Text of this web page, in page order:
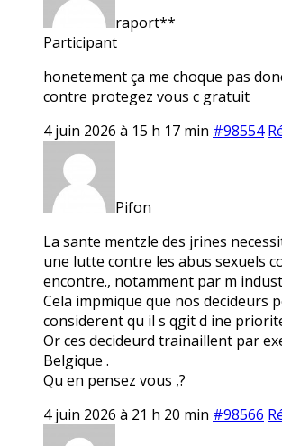
raport**
Participant
honetement ça me choque pas
contre protegez vous c gratuit
4 juin 2026 à 15 h 17 min #98554
Pifon
La sante mentzle des jrines
une lutte contre les abus sexuels
encontre., notamment par m
Cela impmique que nos decideurs
considerent qu il s qgit d ine
Or ces decideurd trainaillent par
Belgique .
Qu en pensez vous ,?
4 juin 2026 à 21 h 20 min #98566